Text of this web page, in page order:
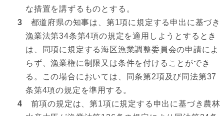
な措置を講ずるものとする。
3 都道府県の知事は、第1項に規定する申出に基づき
漁業法第34条第4項の規定を適用しようとするとき
は、同項に規定する海区漁業調整委員会の申請によ
らず、漁業権に制限又は条件を付けることができ
る。この場合においては、同条第2項及び同法第37
条第4項の規定を準用する。
4 前項の規定は、第1項に規定する申出に基づき農林